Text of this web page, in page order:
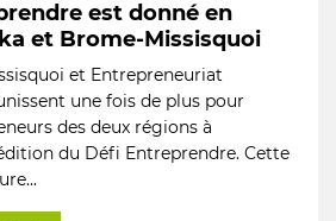
est donné en
et Brome-Missisquoi
et Entrepreneuriat
une fois de plus pour
des deux régions à
du Défi Entreprendre. Cette